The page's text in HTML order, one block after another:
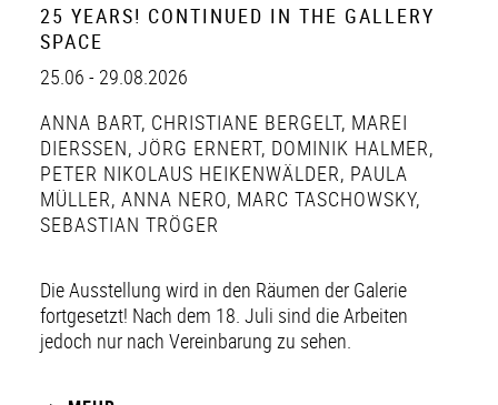
25 YEARS! CONTINUED IN THE GALLERY
SPACE
25.06 - 29.08.2026
ANNA BART, CHRISTIANE BERGELT, MAREI
DIERSSEN , JÖRG ERNERT, DOMINIK HALMER,
PETER NIKOLAUS HEIKENWÄLDER, PAULA
MÜLLER, ANNA NERO, MARC TASCHOWSKY,
SEBASTIAN TRÖGER
Die Ausstellung wird in den Räumen der Galerie
fortgesetzt! Nach dem 18. Juli sind die Arbeiten
jedoch nur nach Vereinbarung zu sehen.